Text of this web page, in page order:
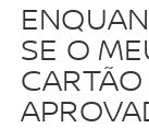
SE O